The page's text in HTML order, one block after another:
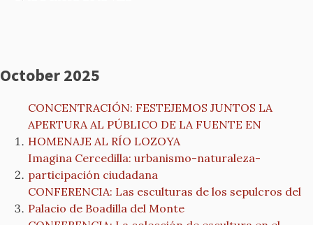
October 2025
CONCENTRACIÓN: FESTEJEMOS JUNTOS LA
APERTURA AL PÚBLICO DE LA FUENTE EN
HOMENAJE AL RÍO LOZOYA
Imagina Cercedilla: urbanismo-naturaleza-
participación ciudadana
CONFERENCIA: Las esculturas de los sepulcros del
Palacio de Boadilla del Monte